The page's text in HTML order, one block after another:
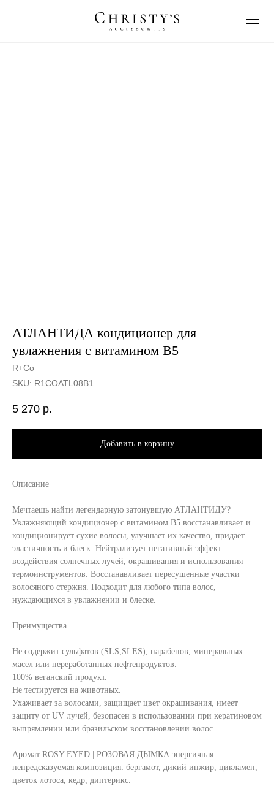
АТЛАНТИДА кондиционер для
увлажнения с витамином В5
R+Co
SKU: R1COATL08B1
5 270 р.
Добавить в корзину
Описание
Мечтаешь найти легендарную затонувшую АТЛАНТИДУ?
Увлажняющий кондиционер с витамином В5 восстанавливает и
кондиционирует сухие волосы, улучшает их качество, придает
эластичность и блеск. Нейтрализует негативный эффект
воздействия солнечных лучей, окрашивания и использования
термоинструментов. Восстанавливает пересушенные участки
волосяного стержня. Подходит для любого типа волос,
нуждающихся в увлажнении и блеске.
Преимущества
Не содержит сульфатов (SLS,SLES), парабенов, минеральных
масел или переработанных нефтепродуктов.
100% веганский продукт.
Не тестируется на животных.
Ухаживает за волосами, защищает цвет окрашивания, имеет
защиту от UV лучей, безопасен в использовании при кератиновом
выпрямлении или бразильском восстановлении волос.
Аромат ROSY EYED | РОЗОВАЯ ДЫМКА энергичная
непредсказуемая композиция: бергамот, дикий инжир, цикламен,
цветок лотоса, кедр, диптерикс.